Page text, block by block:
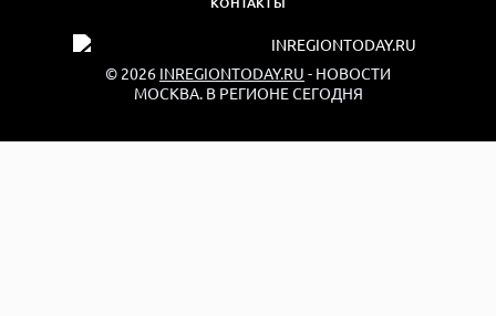
© 2026 INREGIONTODAY.RU - НОВОСТИ
МОСКВА. В РЕГИОНЕ СЕГОДНЯ